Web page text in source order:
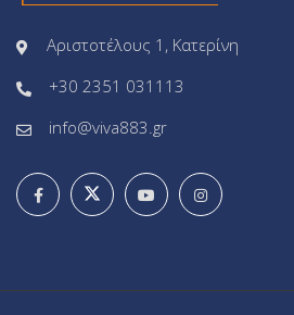
Αριστοτέλους 1, Κατερίνη
+30 2351 031113
info@viva883.gr